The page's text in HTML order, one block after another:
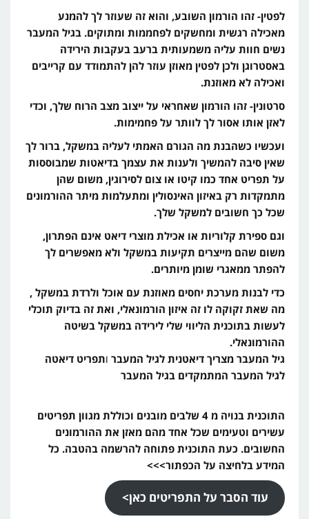
לפטין- זהו הורמון השובע, והוא זה שעוזר לך להמנע
מאכילה רגשית ומחשקים לפחממות ומתוקים. בגיל המעבר
נשים חוות עליה משמעותית ברעב בעקבות הירידה
באסטרוגן ולכן לפטין מאוזן עוזר להן להתמודד עם קרייבים
ואכילה לא מאוזנת.
סרטונין- זהו הורמון שאחראי על ייצוב מצב הרוח שלך, וכדי
לאזן אותו אסור לך לוותר על פחמימות.
ועכשיו כשהבנת מה הגורם האמתי לעליה במשקל, ברור לך
שאין סיבה להמשיך ולענות את עצמך בדיאטות שמבוססות
על תפריט אחד כמו קיטו או צום לסירוגין, משום שהן
מתמקדות רק באיזון האינסולין ומתעלמות מיתר ההורמונים
שכל כך חשובים למשקל שלך.
וגם ספירת קלוריות או אכילת מוצרי דיאט אינם הפתרון,
משום שהם מייצרים תקיעות במשקל ולא מאפשרים לך
להפתר ממאגרי שומן מיותרים.
כדי לבנות מערכת יחסים מאוזנת עם אוכל ולרדת במשקל ,
מה שאת זקוקה לו זה איזון הורמונאלי, ואת זה בדיוק תוכלי
לעשות בתוכנית הליווי שלי לירידה במשקל בשיטה
ההורמונאלי.
גיל המעבר מצריך דיאטנית לגיל המעבר ותפריט דיאטה
לגיל המעבר המתמקדים בגיל המעבר
התוכנית בנויה מ 4 שלבים מובנים וכוללת מגוון תפריטים
עשירים וטעימים שכל אחד מהם מאזן את ההורמונים
החשובים. כעת התוכנית פתוחה להרשמה בהטבה. כל
המידע בלחיצה על הכפתור>>>
עוד הסבר על התפריטים כאן>